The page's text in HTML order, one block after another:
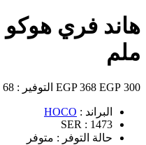
ملم
300 EGP
368 EGP التوفير : 68 EGP
البراند : HOCO
SER : 1473
حالة التوفر : متوفر